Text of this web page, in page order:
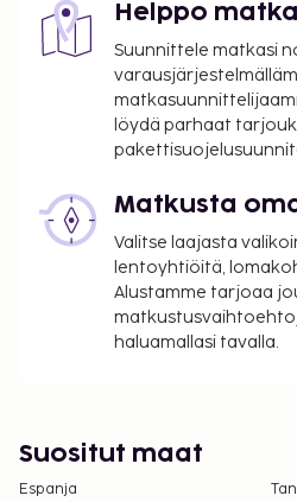
Helppo
Suunnittele matkasi
löydä parhaat
Matkusta
Valitse laajasta
lentoyhtiöitä,
Alustamme tarjoaa
haluamallasi tavalla.
Suositut maat
Espanja